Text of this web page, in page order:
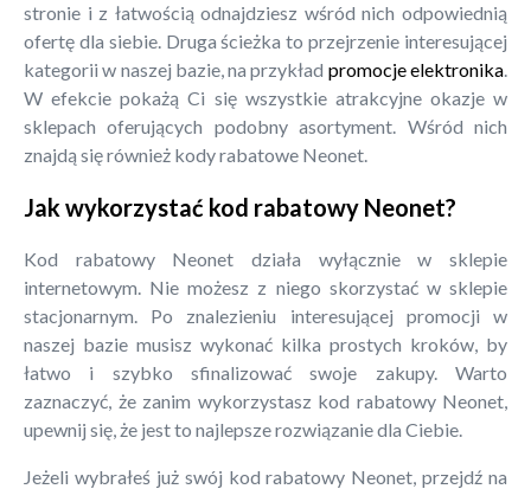
stronie i z łatwością odnajdziesz wśród nich odpowiednią
ofertę dla siebie. Druga ścieżka to przejrzenie interesującej
kategorii w naszej bazie, na przykład promocje elektronika.
W efekcie pokażą Ci się wszystkie atrakcyjne okazje w
sklepach oferujących podobny asortyment. Wśród nich
znajdą się również kody rabatowe Neonet.
Jak wykorzystać kod rabatowy Neonet?
Kod rabatowy Neonet działa wyłącznie w sklepie
internetowym. Nie możesz z niego skorzystać w sklepie
stacjonarnym. Po znalezieniu interesującej promocji w
naszej bazie musisz wykonać kilka prostych kroków, by
łatwo i szybko sfinalizować swoje zakupy. Warto
zaznaczyć, że zanim wykorzystasz kod rabatowy Neonet,
upewnij się, że jest to najlepsze rozwiązanie dla Ciebie.
Jeżeli wybrałeś już swój kod rabatowy Neonet, przejdź na